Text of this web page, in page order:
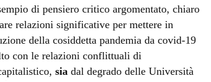
di pensiero critico argomentato, chiaro
relazioni significative per mettere in
della cosiddetta pandemia da covid-19
con le relazioni conflittuali di
siadal degrado delle Università